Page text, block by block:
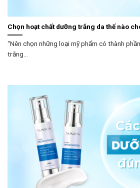
Chọn hoạt chất dưỡng trắng da thế nào
“Nên chọn những loại mỹ phẩm có thành
trắng...